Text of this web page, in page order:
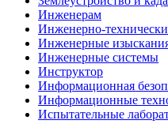
Инженерам
Инженерно-
Инженерные
Инженерные системы
Инструктор
Информационная
Информационные
Испытательные